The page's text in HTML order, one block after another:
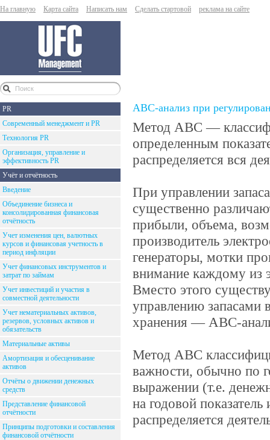
На главную Карта сайта Написать нам Сделать стартовой реклама на сайте
PR
Современный менеджмент и PR
Технология PR
Организация, управление и
эффективность PR
Учёт и отчётность
Введение
Объединение бизнеса и
консолидированная финансовая
отчётность
Учет изменения цен, валютных
курсов и финансовая учетность в
период инфляции
Учет финансовых инструментов и
затрат по займам
Учет инвестиций и участия в
совместной деятельности
Учет нематериальных активов,
резервов, условных активов и
обязательств
Материальные активы
Амортизация и обесценивание
активов
Отчёты о движении денежных
средств
Представление финансовой
отчётности
Принципы подготовки и составления
финансовой отчётности
ABC-анализ при
Метод ABC —
определенным
распределяется вся
При управлении
существенно
прибыли, объема,
производитель
генераторы, мотки
внимание каждому из
Вместо этого
управлению запасами
хранения — АВС-
Метод ABC
важности, обычно по
выражении (т.е.
на годовой
распределяется